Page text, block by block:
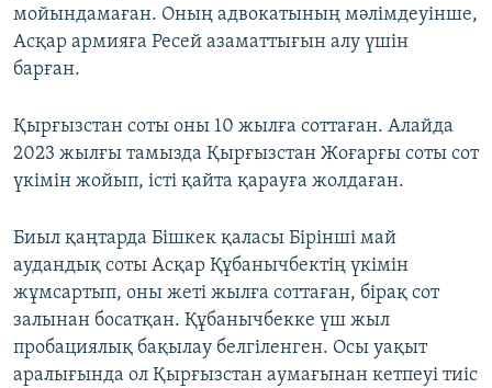
мойындамаған. Оның адвокатының мәлімдеуінше,
Асқар армияға Ресей азаматтығын алу үшін
барған.
Қырғызстан соты оны 10 жылға соттаған. Алайда
2023 жылғы тамызда Қырғызстан Жоғарғы соты сот
үкімін жойып, істі қайта қарауға жолдаған.
Биыл қаңтарда Бішкек қаласы Бірінші май
аудандық соты Асқар Құбанычбектің үкімін
жұмсартып, оны жеті жылға соттаған, бірақ сот
залынан босатқан. Құбанычбекке үш жыл
пробациялық бақылау белгіленген. Осы уақыт
аралығында ол Қырғызстан аумағынан кетпеуі тиіс